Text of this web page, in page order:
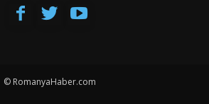
© RomanyaHaber.com